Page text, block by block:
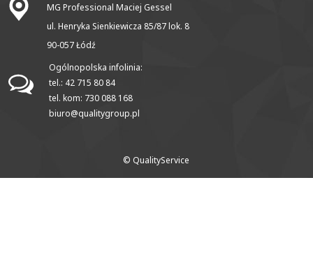
MG Professional Maciej Gessel
ul. Henryka Sienkiewicza 85/87 lok. 8
90-057 Łódź
Ogólnopolska infolinia:
tel.: 42 715 80 84
tel. kom: 730 088 168
biuro@qualitygroup.pl
© QualityService